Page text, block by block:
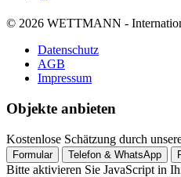
© 2026 WETTMANN -
Datenschutz
AGB
Impressum
Objekte anbieten
Kostenlose Schätzung durch
Formular Telefon & WhatsApp
Bitte aktivieren Sie JavaScript in